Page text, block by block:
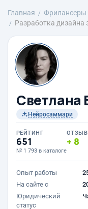
Главная Фрилансеры
Разработка дизайна
Светлана
Нейросаммари
РЕЙТИНГ
651
№ 1 793 в каталоге
8
Опыт работы
На сайте с
Юридический
статус